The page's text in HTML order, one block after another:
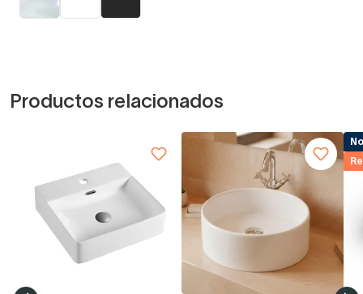
Productos relacionados